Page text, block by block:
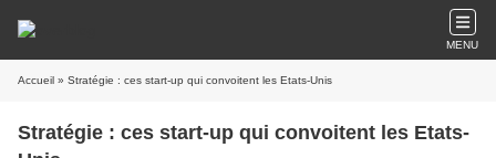
MENU
Accueil » Stratégie : ces start-up qui convoitent les Etats-Unis
Stratégie : ces start-up qui convoitent les Etats-